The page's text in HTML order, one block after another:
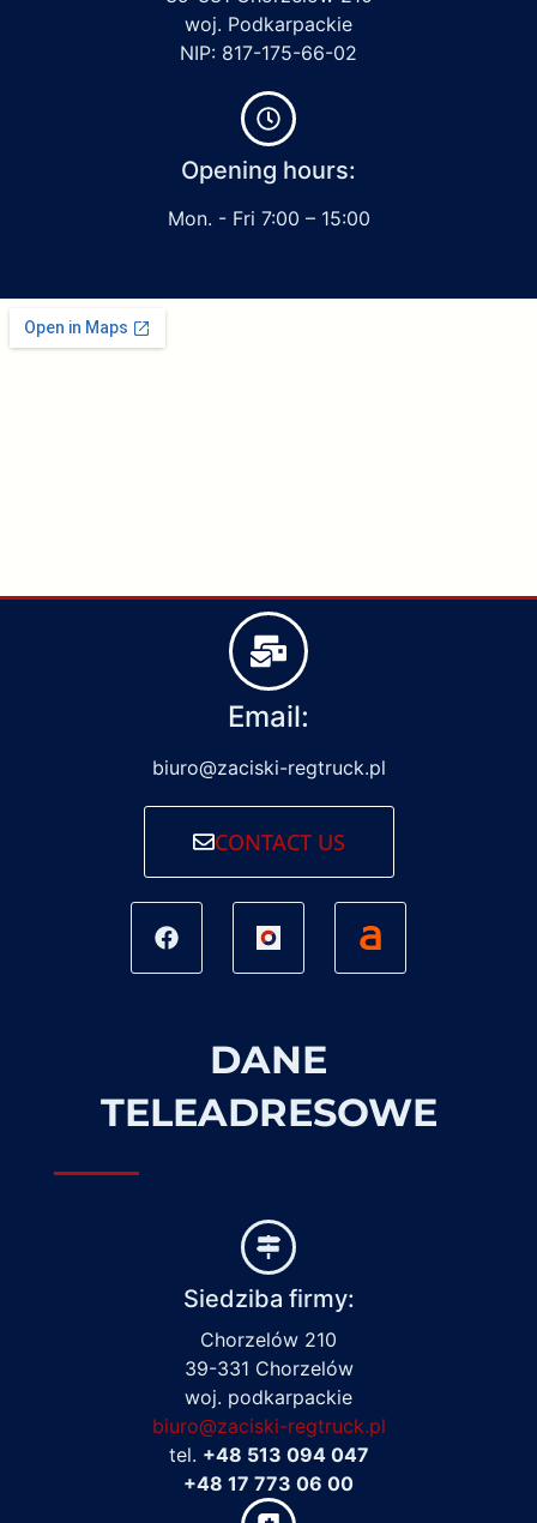
woj. Podkarpackie
NIP: 817-175-66-02
Opening hours:
Mon. - Fri 7:00 – 15:00
Email:
biuro@zaciski-regtruck.pl
CONTACT US
DANE
TELEADRESOWE
Siedziba firmy:
Chorzelów 210
39-331 Chorzelów
woj. podkarpackie
biuro@zaciski-regtruck.pl
tel. +48 513 094 047
+48 17 773 06 00